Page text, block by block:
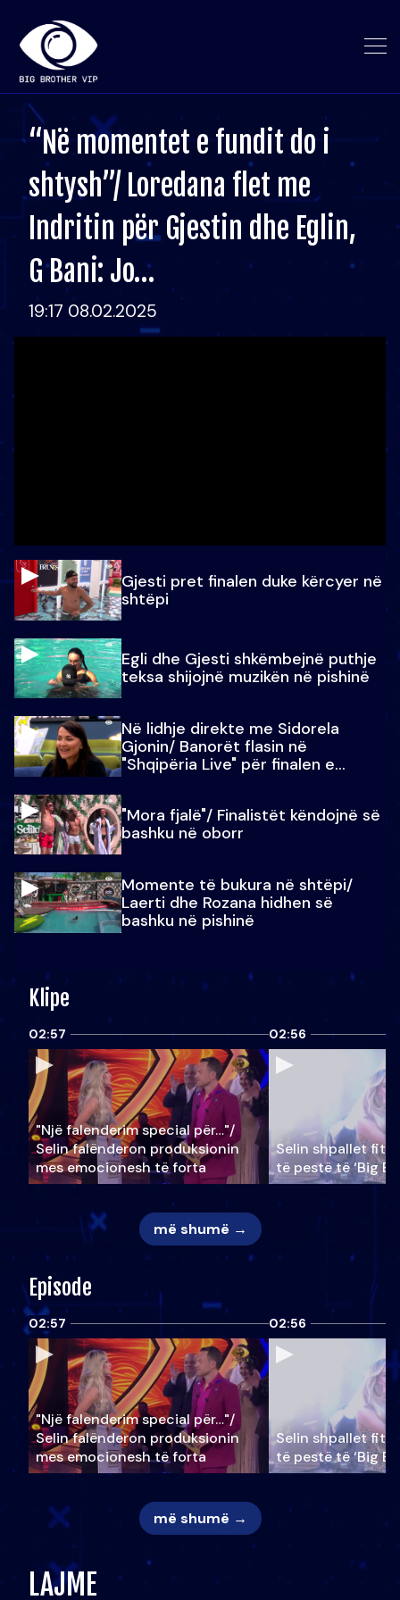
“Në momentet e fundit do i
shtysh”/ Loredana flet me
Indritin për Gjestin dhe Eglin,
G Bani: Jo…
19:17 08.02.2025
Gjesti pret finalen duke kërcyer në
shtëpi
Egli dhe Gjesti shkëmbejnë puthje
teksa shijojnë muzikën në pishinë
Në lidhje direkte me Sidorela
Gjonin/ Banorët flasin në
"Shqipëria Live" për finalen e
"Mora fjalë"/ Finalistët këndojnë së
bashku në oborr
Momente të bukura në shtëpi/
Laerti dhe Rozana hidhen së
bashku në pishinë
Klipe
02:57
"Një falenderim special për…"/
Selin falënderon produksionin
mes emocionesh të forta
02:56
Selin shpallet
të pestë të ‘Big
më shumë →
Episode
02:57
"Një falenderim special për…"/
Selin falënderon produksionin
mes emocionesh të forta
02:56
Selin shpallet
të pestë të ‘Big
më shumë →
LAJME